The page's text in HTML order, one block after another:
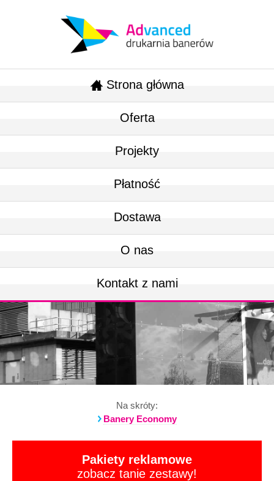
Strona główna
Oferta
Projekty
Płatność
Dostawa
O nas
Kontakt z nami
Na skróty:
Banery Economy
Pakiety reklamowe
zobacz tanie zestawy!